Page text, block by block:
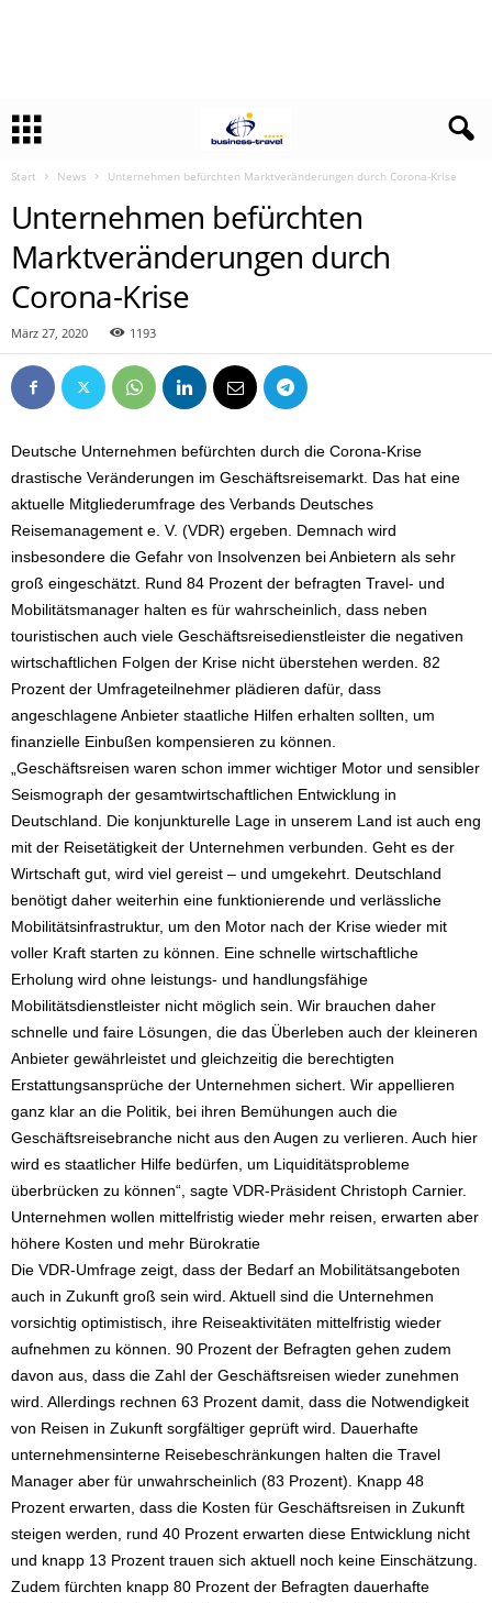
Start News Unternehmen befürchten Marktveränderungen durch Corona-Krise
Unternehmen befürchten
Marktveränderungen durch
Corona-Krise
März 27, 2020 1193
Deutsche Unternehmen befürchten durch die Corona-Krise
drastische Veränderungen im Geschäftsreisemarkt. Das hat eine
aktuelle Mitgliederumfrage des Verbands Deutsches
Reisemanagement e. V. (VDR) ergeben. Demnach wird
insbesondere die Gefahr von Insolvenzen bei Anbietern als sehr
groß eingeschätzt. Rund 84 Prozent der befragten Travel- und
Mobilitätsmanager halten es für wahrscheinlich, dass neben
touristischen auch viele Geschäftsreisedienstleister die negativen
wirtschaftlichen Folgen der Krise nicht überstehen werden. 82
Prozent der Umfrageteilnehmer plädieren dafür, dass
angeschlagene Anbieter staatliche Hilfen erhalten sollten, um
finanzielle Einbußen kompensieren zu können.
„Geschäftsreisen waren schon immer wichtiger Motor und sensibler
Seismograph der gesamtwirtschaftlichen Entwicklung in
Deutschland. Die konjunkturelle Lage in unserem Land ist auch eng
mit der Reisetätigkeit der Unternehmen verbunden. Geht es der
Wirtschaft gut, wird viel gereist – und umgekehrt. Deutschland
benötigt daher weiterhin eine funktionierende und verlässliche
Mobilitätsinfrastruktur, um den Motor nach der Krise wieder mit
voller Kraft starten zu können. Eine schnelle wirtschaftliche
Erholung wird ohne leistungs- und handlungsfähige
Mobilitätsdienstleister nicht möglich sein. Wir brauchen daher
schnelle und faire Lösungen, die das Überleben auch der kleineren
Anbieter gewährleistet und gleichzeitig die berechtigten
Erstattungsansprüche der Unternehmen sichert. Wir appellieren
ganz klar an die Politik, bei ihren Bemühungen auch die
Geschäftsreisebranche nicht aus den Augen zu verlieren. Auch hier
wird es staatlicher Hilfe bedürfen, um Liquiditätsprobleme
überbrücken zu können“, sagte VDR-Präsident Christoph Carnier.
Unternehmen wollen mittelfristig wieder mehr reisen, erwarten aber
höhere Kosten und mehr Bürokratie
Die VDR-Umfrage zeigt, dass der Bedarf an Mobilitätsangeboten
auch in Zukunft groß sein wird. Aktuell sind die Unternehmen
vorsichtig optimistisch, ihre Reiseaktivitäten mittelfristig wieder
aufnehmen zu können. 90 Prozent der Befragten gehen zudem
davon aus, dass die Zahl der Geschäftsreisen wieder zunehmen
wird. Allerdings rechnen 63 Prozent damit, dass die Notwendigkeit
von Reisen in Zukunft sorgfältiger geprüft wird. Dauerhafte
unternehmensinterne Reisebeschränkungen halten die Travel
Manager aber für unwahrscheinlich (83 Prozent). Knapp 48
Prozent erwarten, dass die Kosten für Geschäftsreisen in Zukunft
steigen werden, rund 40 Prozent erwarten diese Entwicklung nicht
und knapp 13 Prozent trauen sich aktuell noch keine Einschätzung.
Zudem fürchten knapp 80 Prozent der Befragten dauerhafte